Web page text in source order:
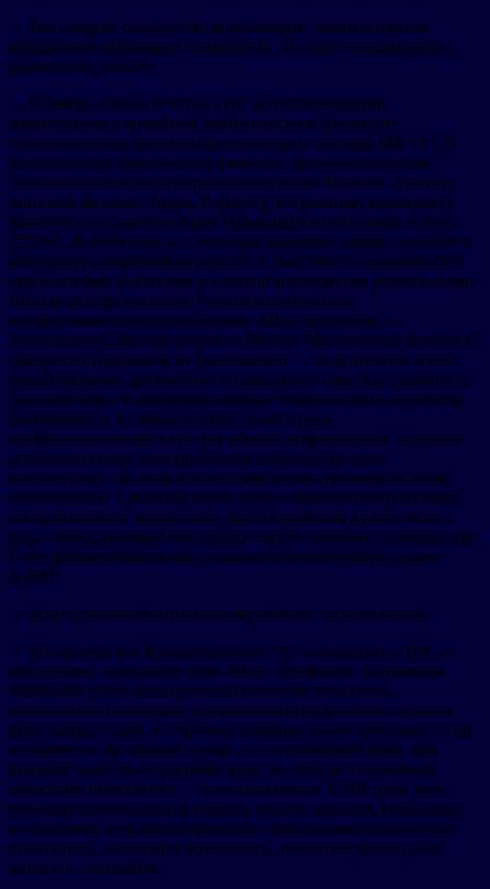
— Вы создали сообщество музейщиков, занимающихся
внедрением цифровых технологий. Чем оно сегодня живет,
какие цели ставит?
— В начале 1980-х я читал курс об использовании
компьютеров в музейной деятельности в Институте
переподготовки работников культуры и туризма МК СССР.
Моя статья об организации учебного процесса там была
опубликована в международном журнале Museum. Там она
попалась на глаза Эндрю Робертсу, тогдашнему президенту
Комитета по документации Международного совета музеев
CIDOC. В 1993 году я по его приглашению принял участие в
очередной конференции CIDOC в Любляне: познакомился с
зарубежными коллегами и самыми передовыми разработками.
Возникла идея создать в России аналогичную
профессиональную ассоциацию. Мы с коллегами —
Александром Дремайловым из Музеев Московского Кремля и
Дмитрием Перцевым из Третьяковки — подготовили пакет
учредительных документов и придумали имя: Ассоциация по
документации и информационным технологиям в музейной
деятельности. Сначала это был своего рода
профессиональный клуб для обмена информацией. Позднее
ассоциация была преобразована в некоммерческое
партнерство, что позволило существенно расширить наши
возможности. Сложных задач перед современными музеями
сегодня великое множество. Для их решения нужен своего
рода «объединенный интеллект» всего музейного сообщества.
В его формировании мы и видим первоочередную задачу
АДИТ.
— Искусственный интеллект музейному не помощник?
— Ну почему же! Ключевое слово тут «помощник». ИИ —
инструмент, и не более того. Ведь в сущности за громким
термином стоит всего-навсего комплекс программ,
написанных человеком для решения определенного класса
прикладных задач. В строгом значении слова интеллектом он
не является. Во всяком случае, на сегодняшний день, ибо
никакой комплекс программ пока не обладает ключевым
качеством интеллекта, — самосознанием. У ИИ пока даже
функция распознавания образов сильно хромает. Например,
из описания музейного предмета, адресованного взрослому
посетителю, соорудить объяснение, понятное ребенку, он
вполне в состоянии.